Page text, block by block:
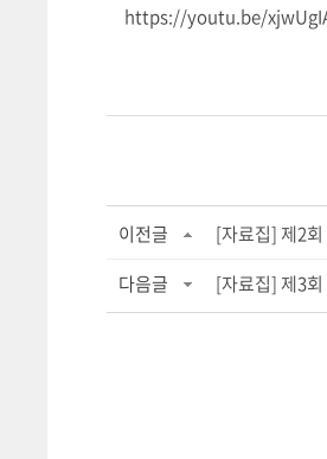
https://youtu.be/
이전글
[자료집] 제2
다음글
[자료집] 제3